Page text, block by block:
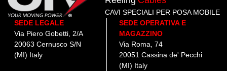
CAVI SPECIALI PER POSA MOBILE
SEDE LEGALE
Via Piero Gobetti, 2/A
20063 Cernusco S/N
(MI) Italy
SEDE OPERATIVA E
MAGAZZINO
Via Roma, 74
20051 Cassina de' Pecchi
(MI) Italy